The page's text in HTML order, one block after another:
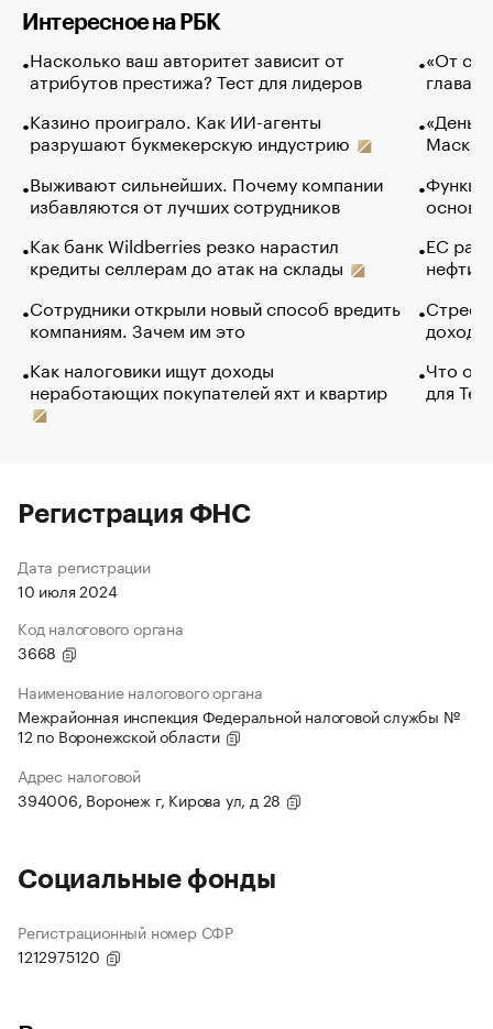
Интересное на РБК
Насколько ваш авторитет зависит от
атрибутов престижа? Тест для лидеров
Казино проиграло. Как ИИ-агенты
разрушают букмекерскую индустрию
Выживают сильнейших. Почему компании
избавляются от лучших сотрудников
Как банк Wildberries резко нарастил
кредиты селлерам до атак на склады
Сотрудники открыли новый способ вредить
компаниям. Зачем им это
Как налоговики ищут доходы
неработающих покупателей яхт и квартир
«От
глава
Маск в
основ
ЕС
нефти
Что
для
Регистрация ФНС
Дата регистрации
10 июля 2024
Код налогового органа
3668
Наименование налогового органа
Межрайонная инспекция Федеральной налоговой службы №
12 по Воронежской области
Адрес налоговой
394006, Воронеж г, Кирова ул, д 28
Социальные фонды
Регистрационный номер СФР
1212975120